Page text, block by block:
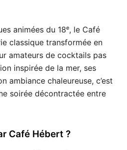
animées du 18ᵉ, le Café
classique transformée en
amateurs de cocktails pas
inspirée de la mer, ses
ambiance chaleureuse, c’est
soirée décontractée entre
Café Hébert ?